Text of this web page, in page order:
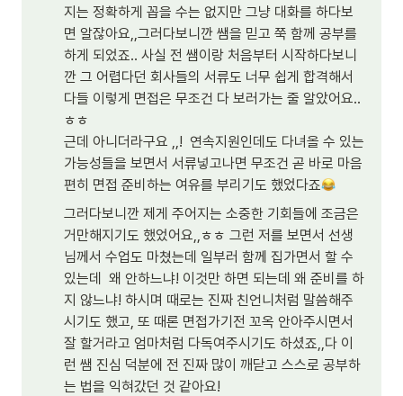
지는 정확하게 꼽을 수는 없지만 그냥 대화를 하다보
면 알잖아요,,그러다보니깐 쌤을 믿고 쭉 함께 공부를
하게 되었죠.. 사실 전 쌤이랑 처음부터 시작하다보니
깐 그 어렵다던 회사들의 서류도 너무 쉽게 합격해서
다들 이렇게 면접은 무조건 다 보러가는 줄 알았어요..
ㅎㅎ
근데 아니더라구요 ,,!  연속지원인데도 다녀올 수 있는
가능성들을 보면서 서류넣고나면 무조건 곧 바로 마음
편히 면접 준비하는 여유를 부리기도 했었다죠
그러다보니깐 제게 주어지는 소중한 기회들에 조금은
거만해지기도 했었어요,,ㅎㅎ 그런 저를 보면서 선생
님께서 수업도 마쳤는데 일부러 함께 집가면서 할 수
있는데  왜 안하느냐! 이것만 하면 되는데 왜 준비를 하
지 않느냐! 하시며 때로는 진짜 친언니처럼 말씀해주
시기도 했고, 또 때론 면접가기전 꼬옥 안아주시면서
잘 할거라고 엄마처럼 다독여주시기도 하셨죠,,다 이
런 쌤 진심 덕분에 전 진짜 많이 깨닫고 스스로 공부하
는 법을 익혀갔던 것 같아요!